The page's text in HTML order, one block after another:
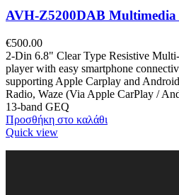
AVH-Z5200DAB
€500.00
2-Din 6.8" Clear Type Resistive
player with easy smartphone
supporting Apple Carplay and
Radio, Waze (Via Apple CarPlay /
13-band GEQ
Προσθήκη στο καλάθι
Quick view